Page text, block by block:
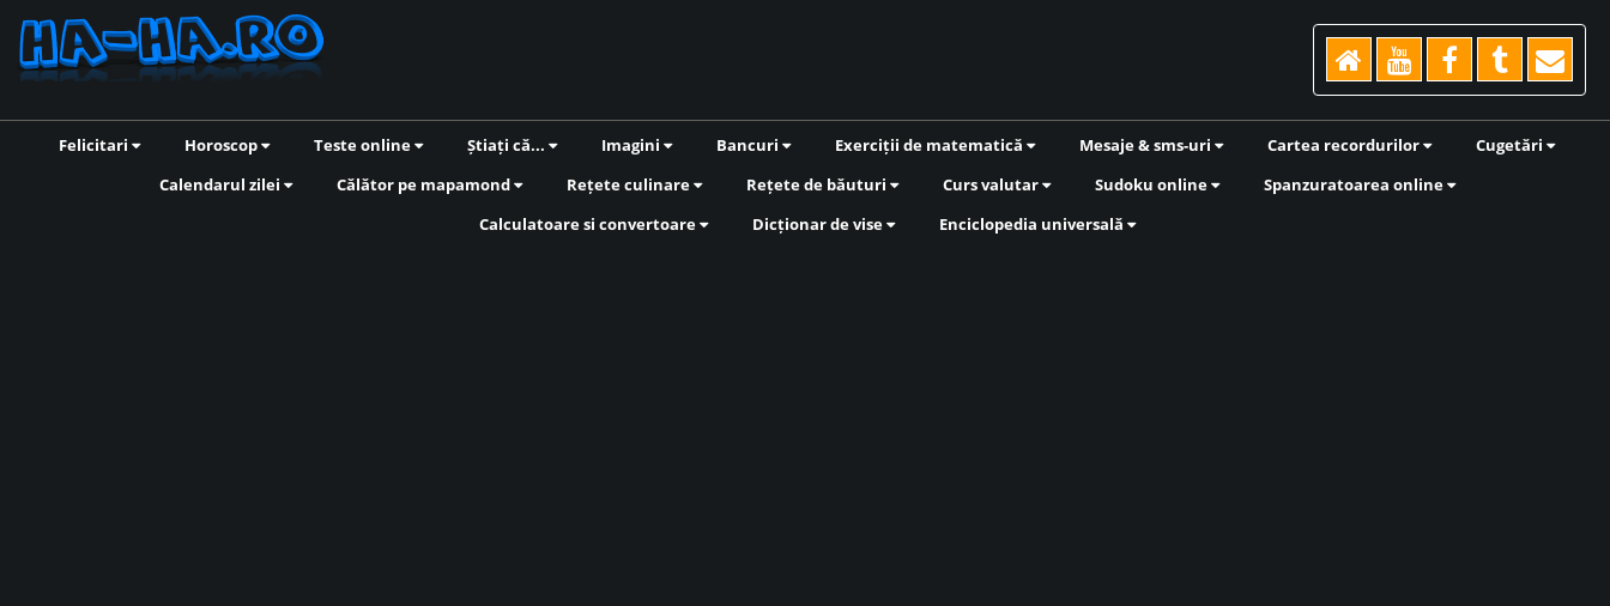
Felicitari Horoscop Teste online Știați că... Imagini Bancuri Exerciții de matematică Mesaje & sms-uri Cartea recordurilor
Cugetări
Calendarul zilei
Călător pe mapamond Rețete culinare Rețete de băuturi Curs valutar Sudoku online
Spanzuratoarea online
Calculatoare si convertoare
Dicționar de vise Enciclopedia universală